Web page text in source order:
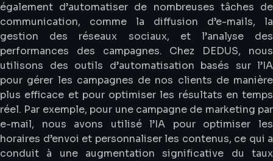
également d’automatiser de nombreuses tâches de
communication, comme la diffusion d’e-mails, la
gestion des réseaux sociaux, et l’analyse des
performances des campagnes. Chez DEDUS, nous
utilisons des outils d’automatisation basés sur l’IA
pour gérer les campagnes de nos clients de manière
plus efficace et pour optimiser les résultats en temps
réel. Par exemple, pour une campagne de marketing par
e-mail, nous avons utilisé l’IA pour optimiser les
horaires d’envoi et personnaliser les contenus, ce qui a
conduit à une augmentation significative du taux